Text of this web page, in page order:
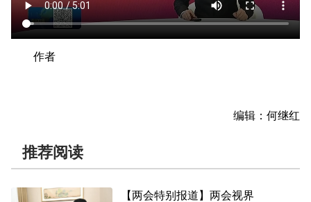
作者
编辑：何继红
推荐阅读
【两会特别报道】两会视界